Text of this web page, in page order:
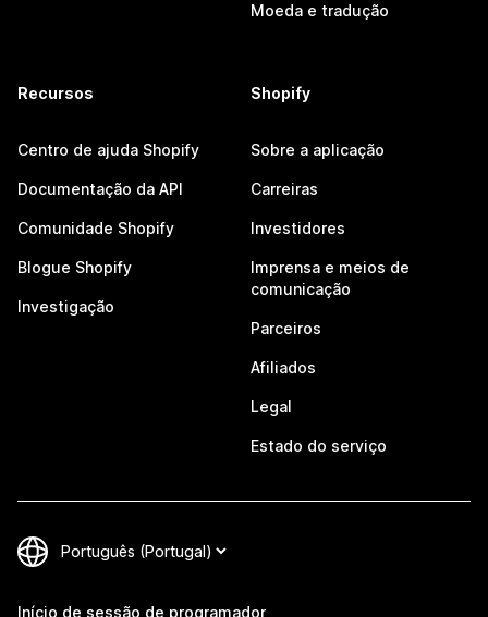
Moeda e tradução
Recursos
Centro de ajuda Shopify
Documentação da API
Comunidade Shopify
Blogue Shopify
Investigação
Shopify
Sobre a aplicação
Carreiras
Investidores
Imprensa e meios de
comunicação
Parceiros
Afiliados
Legal
Estado do serviço
Início de sessão de programador